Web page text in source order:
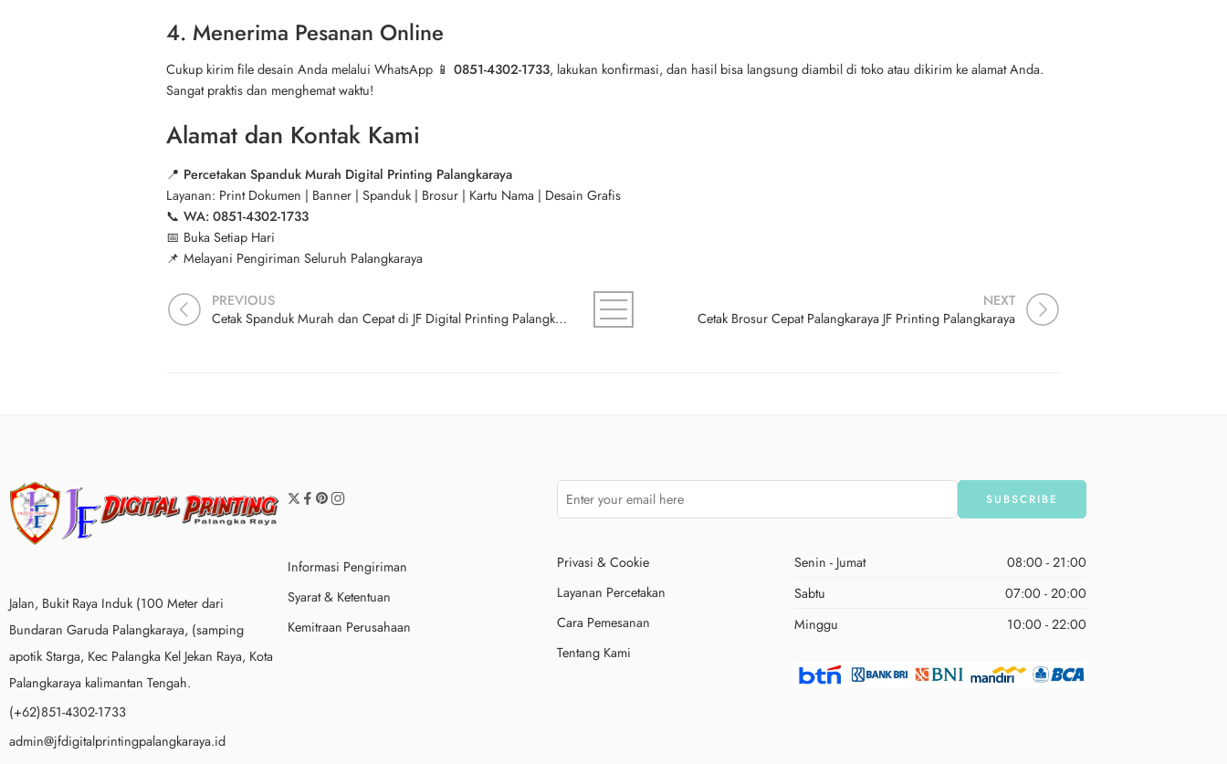
4. Menerima Pesanan Online
Cukup kirim file desain Anda melalui WhatsApp 📱 0851-4302-1733, lakukan konfirmasi, dan hasil bisa langsung diambil di toko atau dikirim ke alamat Anda.
Sangat praktis dan menghemat waktu!
Alamat dan Kontak Kami
📍 Percetakan Spanduk Murah Digital Printing Palangkaraya
Layanan: Print Dokumen | Banner | Spanduk | Brosur | Kartu Nama | Desain Grafis
📞 WA: 0851-4302-1733
📅 Buka Setiap Hari
📌 Melayani Pengiriman Seluruh Palangkaraya
PREVIOUS
Cetak Spanduk Murah dan Cepat di JF Digital Printing Palangkaraya – Toko Serba Ada untuk Spanduk Berkualitas Tinggi
NEXT
Cetak Brosur Cepat Palangkaraya JF Printing Palangkaraya
Jalan, Bukit Raya Induk (100 Meter dari
Bundaran Garuda Palangkaraya, (samping
apotik Starga, Kec Palangka Kel Jekan Raya, Kota
Palangkaraya kalimantan Tengah.
(+62)851-4302-1733
admin@jfdigitalprintingpalangkaraya.id
Informasi Pengiriman
Syarat & Ketentuan
Kemitraan Perusahaan
Privasi & Cookie
Layanan Percetakan
Cara Pemesanan
Tentang Kami
Senin - Jumat
08:00 - 21:00
Sabtu
07:00 - 20:00
Minggu
10:00 - 22:00